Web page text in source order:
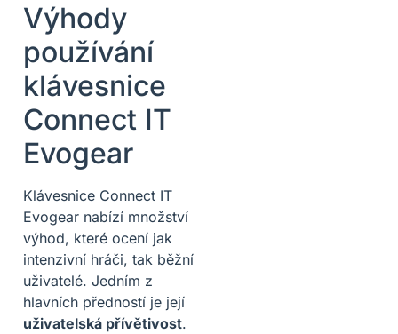
Výhody
používání
klávesnice
Connect IT
Evogear
Klávesnice Connect IT
Evogear nabízí množství
výhod, které ocení jak
intenzivní hráči, tak běžní
uživatelé. Jedním z
hlavních předností je její
uživatelská přívětivost.